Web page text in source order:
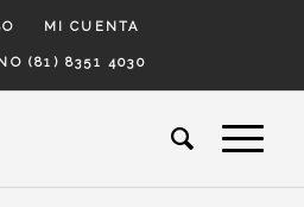
MI CUENTA
(81) 8351 4030